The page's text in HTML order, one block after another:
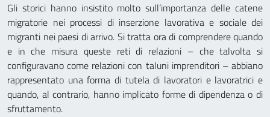
Gli storici hanno insistito molto sull’importanza delle catene
migratorie nei processi di inserzione lavorativa e sociale dei
migranti nei paesi di arrivo. Si tratta ora di comprendere quando
e in che misura queste reti di relazioni – che talvolta si
configuravano come relazioni con taluni imprenditori – abbiano
rappresentato una forma di tutela di lavoratori e lavoratrici e
quando, al contrario, hanno implicato forme di dipendenza o di
sfruttamento.